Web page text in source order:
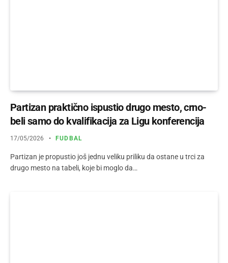
Partizan praktično ispustio drugo mesto, crno-
beli samo do kvalifikacija za Ligu konferencija
17/05/2026 FUDBAL
Partizan je propustio još jednu veliku priliku da ostane u trci za
drugo mesto na tabeli, koje bi moglo da…